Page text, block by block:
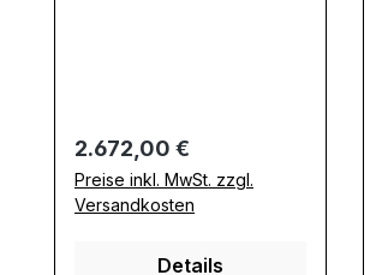
Regulärer Preis:
2.672,00 €
Preise inkl. MwSt. zzgl.
Versandkosten
Details